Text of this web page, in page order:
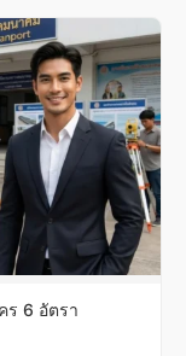
ร 6 อัตรา